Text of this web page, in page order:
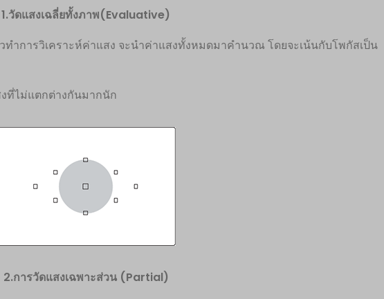
1.วัดแสงเฉลี่ยทั้งภาพ(Evaluative)
ำการวิเคราะห์ค่าแสง จะนำค่าแสงทั้งหมดมาคำนวณ โดยจะเน้นกับโพกัสเป็น
ที่ไม่แตกต่างกันมากนัก
2.การวัดแสงเฉพาะส่วน (Partial)